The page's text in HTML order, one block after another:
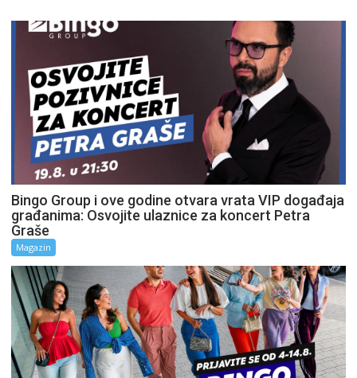
Bingo Group i ove godine otvara vrata VIP događaja
građanima: Osvojite ulaznice za koncert Petra
Graše
Magazin